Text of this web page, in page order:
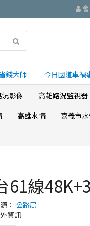
錢大師 今日國道車禍
影像 高雄路況監視器
高雄水情 嘉義市
61線
： 公路局
資訊